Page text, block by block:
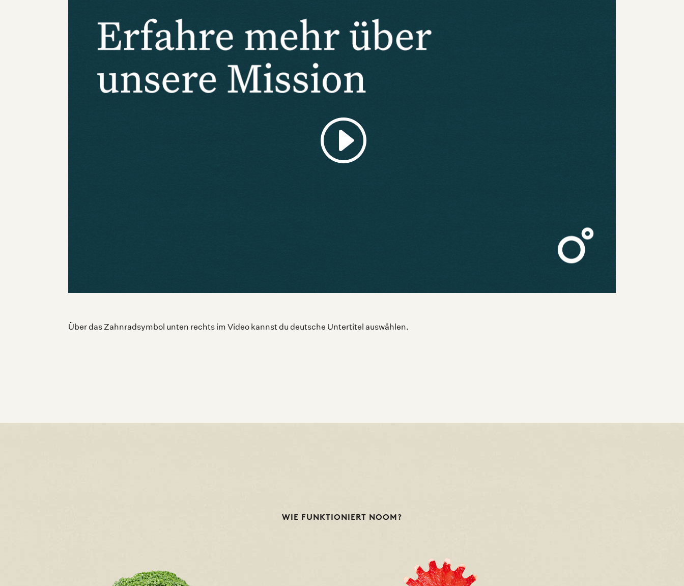
Über das Zahnradsymbol unten rechts im Video kannst du deutsche Untertitel auswählen.
WIE FUNKTIONIERT NOOM?